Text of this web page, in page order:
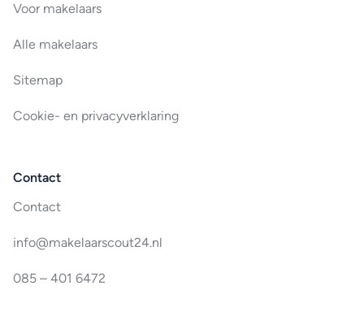
Voor makelaars
Alle makelaars
Sitemap
Cookie- en privacyverklaring
Contact
Contact
info@makelaarscout24.nl
085 – 401 6472